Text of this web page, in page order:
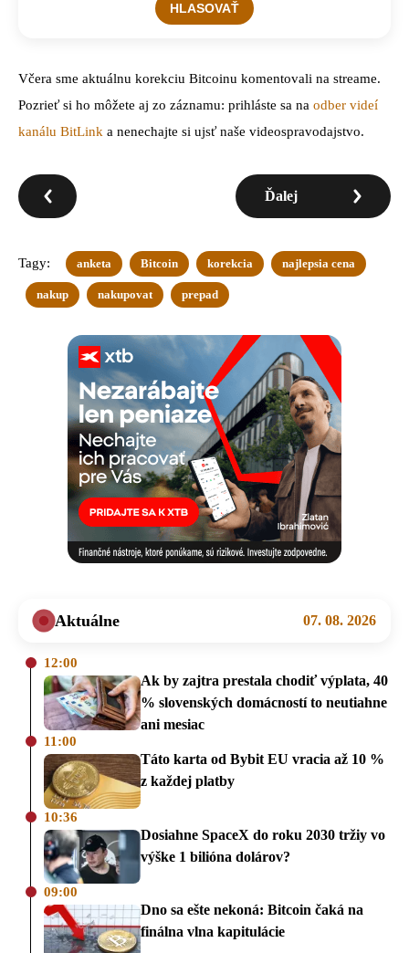
Včera sme aktuálnu korekciu Bitcoinu komentovali na streame.
Pozrieť si ho môžete aj zo záznamu: prihláste sa na odber videí
kanálu BitLink a nenechajte si ujsť naše videospravodajstvo.
Ďalej
Tagy: anketa Bitcoin korekcia najlepsia cena
nakup nakupovat prepad
Aktuálne 07. 08. 2026
12:00
Ak by zajtra prestala chodiť výplata, 40
% slovenských domácností to neutiahne
ani mesiac
11:00
Táto karta od Bybit EU vracia až 10 %
z každej platby
10:36
Dosiahne SpaceX do roku 2030 tržiy vo
výške 1 bilióna dolárov?
09:00
Dno sa ešte nekoná: Bitcoin čaká na
finálna vlna kapitulácie